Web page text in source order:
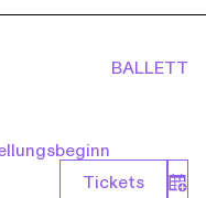
BALLETT
Tickets